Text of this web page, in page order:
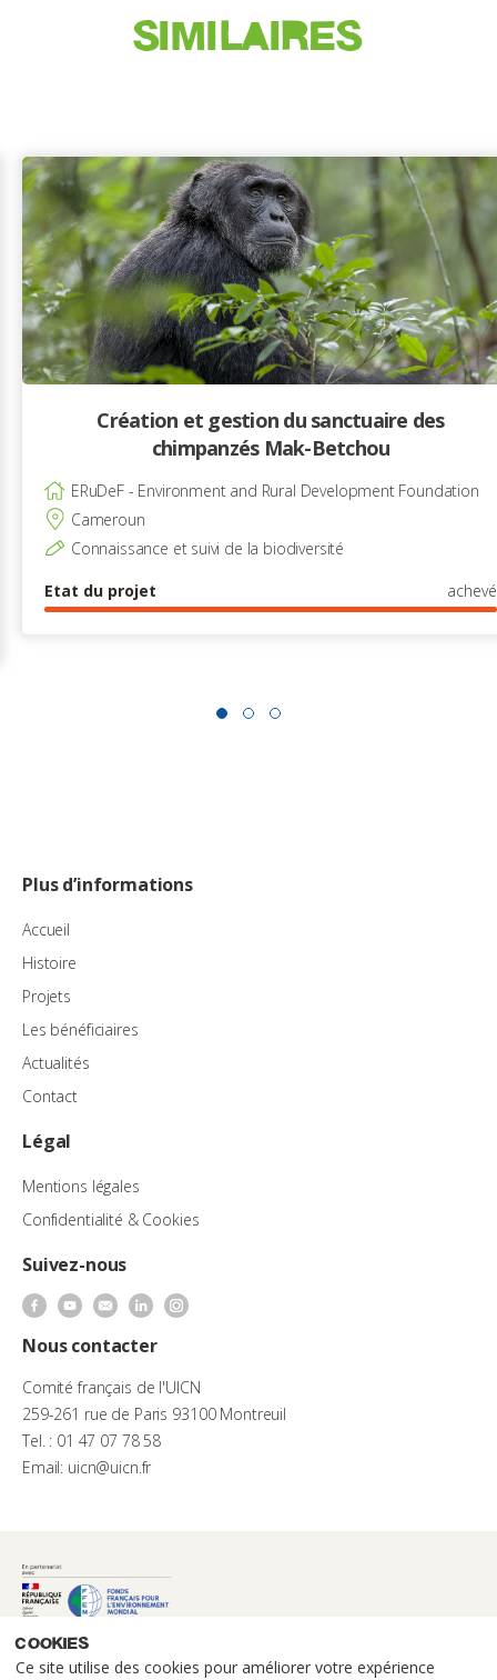
Cookies
Ce site utilise des cookies pour améliorer votre expérience
SIMILAIRES
Création et gestion du sanctuaire des
chimpanzés Mak-Betchou
ERuDeF - Environment and Rural Development Foundation
Cameroun
Connaissance et suivi de la biodiversité
Etat du projet
achevé
Plus d’informations
Accueil
Histoire
Projets
Les bénéficiaires
Actualités
Contact
Légal
Mentions légales
Confidentialité & Cookies
Suivez-nous
Nous contacter
Comité français de l'UICN
259-261 rue de Paris 93100 Montreuil
Tel. : 01 47 07 78 58
Email: uicn@uicn.fr